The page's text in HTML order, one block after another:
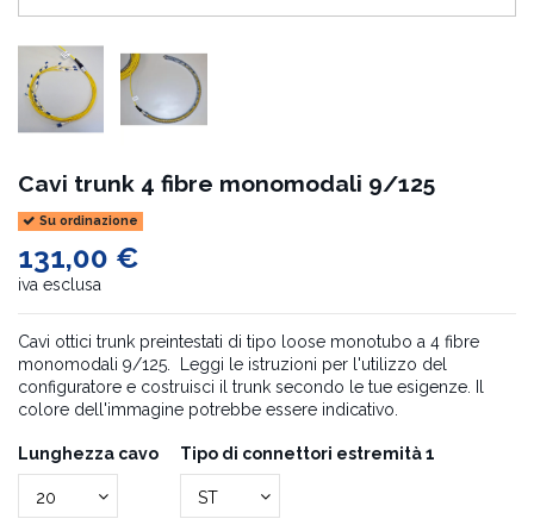
Cavi trunk 4 fibre monomodali 9/125
Su ordinazione
131,00 €
iva esclusa
Cavi ottici trunk preintestati di tipo loose monotubo a 4 fibre
monomodali 9/125. Leggi le istruzioni per l'utilizzo del
configuratore e costruisci il trunk secondo le tue esigenze. Il
colore dell'immagine potrebbe essere indicativo.
Lunghezza cavo Tipo di connettori estremità 1